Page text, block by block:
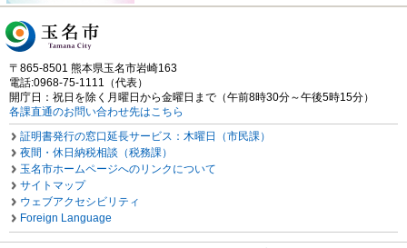
〒865-8501 熊本県玉名市岩崎163
電話:0968-75-1111（代表）
開庁日：祝日を除く月曜日から金曜日まで（午前8時30分～午後5時15分）
各課直通のお問い合わせ先はこちら
証明書発行の窓口延長サービス：木曜日（市民課）
夜間・休日納税相談（税務課）
玉名市ホームページへのリンクについて
サイトマップ
ウェブアクセシビリティ
Foreign Language